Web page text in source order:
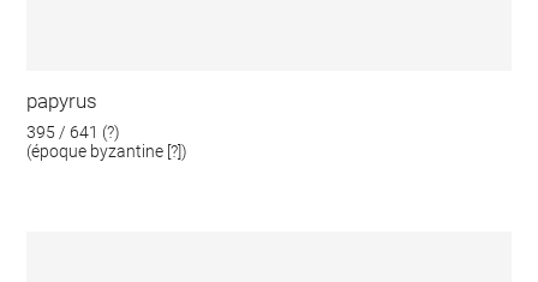
papyrus
395 / 641 (?)
(époque byzantine [?])